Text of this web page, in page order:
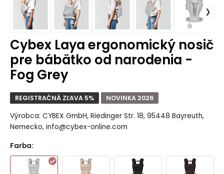
Cybex Laya ergonomický nosič
pre bábätko od narodenia -
Fog Grey
REGISTRAČNÁ ZĽAVA 5% NOVINKA 2026
Výrobca: CYBEX GmbH, Riedinger Str. 18, 95448 Bayreuth,
Nemecko, info@cybex-online.com
Farba: